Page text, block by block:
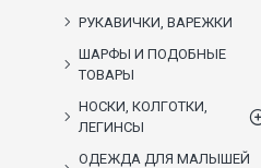
РУКАВИЧКИ, ВАРЕЖКИ
ШАРФЫ И ПОДОБНЫЕ
ТОВАРЫ
НОСКИ, КОЛГОТКИ,
ЛЕГИНСЫ
ОДЕЖДА ДЛЯ МАЛЫШЕЙ